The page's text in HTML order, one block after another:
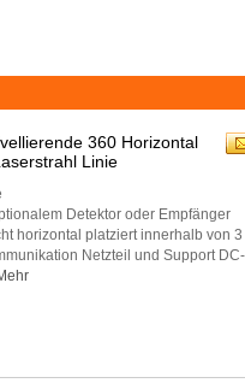
360 ​​Horizontal
Linie
Detektor oder Empfänger
horizontal platziert innerhalb von 3
Netzteil und Support